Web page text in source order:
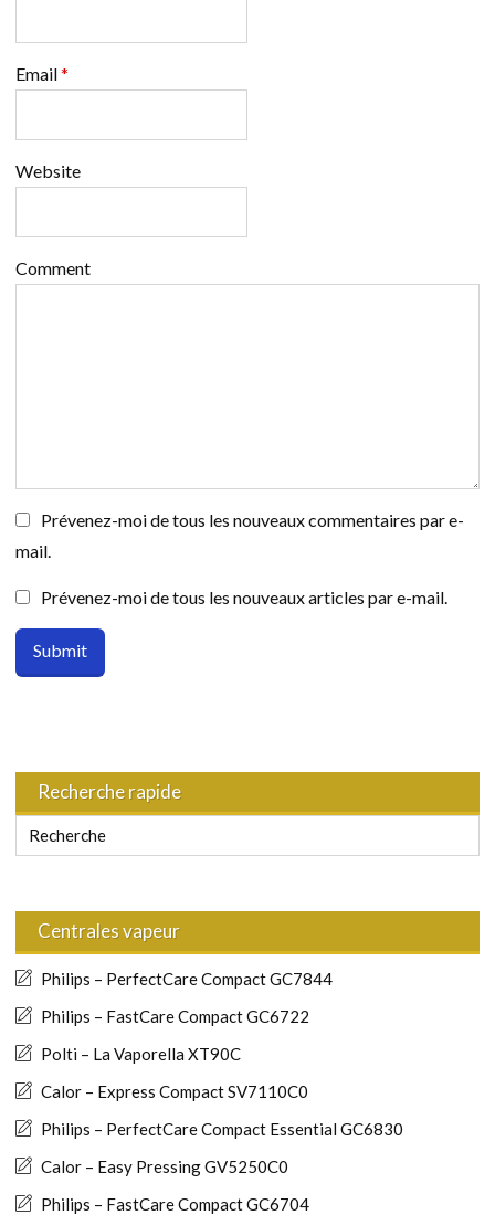
Email*
Website
Comment
Prévenez-moi de tous les nouveaux commentaires par e-
mail.
Prévenez-moi de tous les nouveaux articles par e-mail.
Recherche rapide
Centrales vapeur
Philips – PerfectCare Compact GC7844
Philips – FastCare Compact GC6722
Polti – La Vaporella XT90C
Calor – Express Compact SV7110C0
Philips – PerfectCare Compact Essential GC6830
Calor – Easy Pressing GV5250C0
Philips – FastCare Compact GC6704